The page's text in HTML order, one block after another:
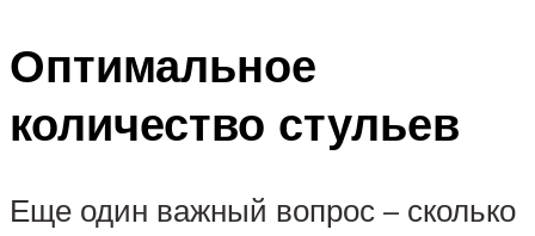
Оптимальное
количество стульев
Еще один важный вопрос – сколько